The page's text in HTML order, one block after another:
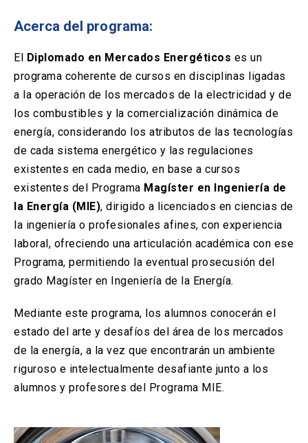
en
nueva
pestaña)
enlace
abre
nueva
pestaña)
enlace
se
abre
una
nueva
pestaña)
ACCESOS UC
Biblioteca launch
(El
enlace
se
abre
una
nueva
pestaña)
Mi Portal UC launch
(El
enlace
se
abre
en
una
nueva
pestaña)
Correo launch
(El
enlace
se
abre
en
una
nueva
pestaña)
Acerca del programa:
El Diplomado en Mercados Energéticos es un
programa coherente de cursos en disciplinas ligadas
a la operación de los mercados de la electricidad y de
los combustibles y la comercialización dinámica de
energía, considerando los atributos de las tecnologías
de cada sistema energético y las regulaciones
existentes en cada medio, en base a cursos
existentes del Programa Magíster en Ingeniería de
la Energía (MIE), dirigido a licenciados en ciencias de
la ingeniería o profesionales afines, con experiencia
laboral, ofreciendo una articulación académica con ese
Programa, permitiendo la eventual prosecusión del
grado Magíster en Ingeniería de la Energía.
Mediante este programa, los alumnos conocerán el
estado del arte y desafíos del área de los mercados
de la energía, a la vez que encontrarán un ambiente
riguroso e intelectualmente desafiante junto a los
alumnos y profesores del Programa MIE.